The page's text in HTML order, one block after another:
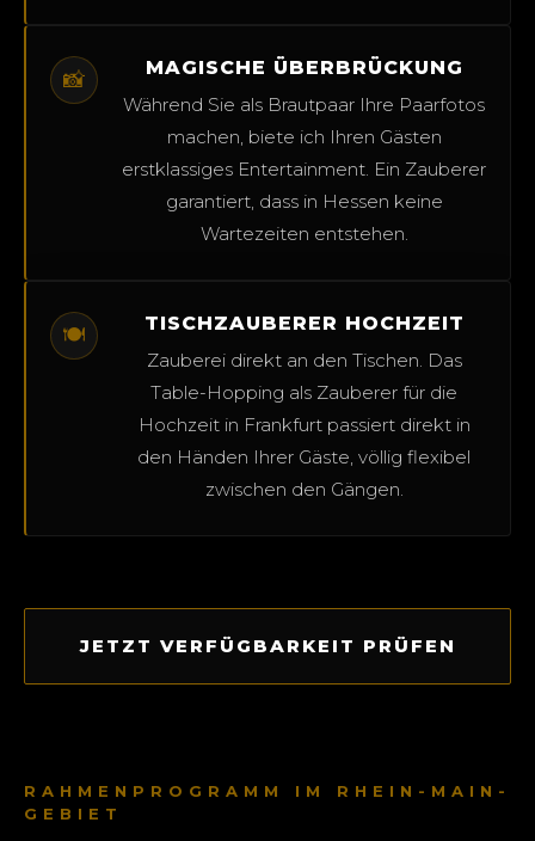
📸
MAGISCHE ÜBERBRÜCKUNG
Während Sie als Brautpaar Ihre Paarfotos
machen, biete ich Ihren Gästen
erstklassiges Entertainment. Ein Zauberer
garantiert, dass in Hessen keine
Wartezeiten entstehen.
🍽️
TISCHZAUBERER HOCHZEIT
Zauberei direkt an den Tischen. Das
Table-Hopping als Zauberer für die
Hochzeit in Frankfurt passiert direkt in
den Händen Ihrer Gäste, völlig flexibel
zwischen den Gängen.
JETZT VERFÜGBARKEIT PRÜFEN
RAHMENPROGRAMM IM RHEIN-MAIN-
GEBIET